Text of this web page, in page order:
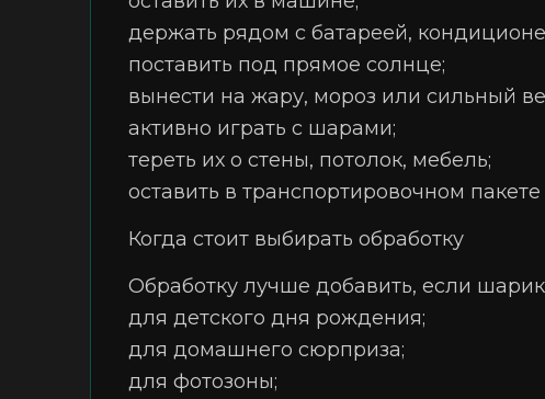
держать рядом с батареей,
поставить под прямое солнце;
вынести на жару, мороз или сильный
активно играть с шарами;
тереть их о стены, потолок, мебель;
оставить в транспортировочном
Когда стоит выбирать обработку
Обработку лучше добавить, если
для детского дня рождения;
для домашнего сюрприза;
для фотозоны;